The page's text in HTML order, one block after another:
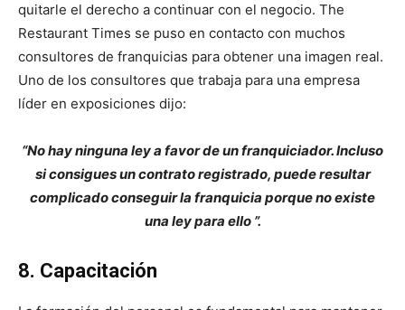
quitarle el derecho a continuar con el negocio. The
Restaurant Times se puso en contacto con muchos
consultores de franquicias para obtener una imagen real.
Uno de los consultores que trabaja para una empresa
líder en exposiciones dijo:
“No hay ninguna ley a favor de un franquiciador. Incluso
si consigues un contrato registrado, puede resultar
complicado conseguir la franquicia porque no existe
una ley para ello ”.
8. Capacitación